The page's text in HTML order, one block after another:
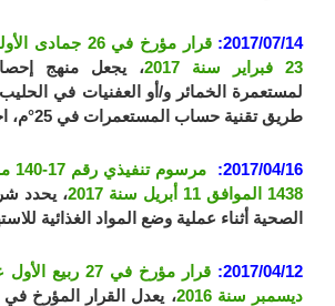
2017/07/14:
23 فبراير سنة 2017
، يجعل منهج
لمستعمرة الخمائر و/أو العفنيات في
طريق تقنية حساب المستعمرات في 25°م، اجباريا.
2017/04/16:
1438 الموافق 11 أبريل سنة 2017
،يحدد
الصحية أثناء عملية وضع المواد الغذائية
2017/04/12:
ديسمبر سنة 2016